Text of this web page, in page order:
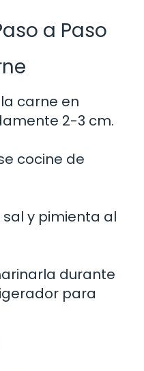
a Paso
carne en
2-3 cm.
cocine de
y pimienta al
durante
para